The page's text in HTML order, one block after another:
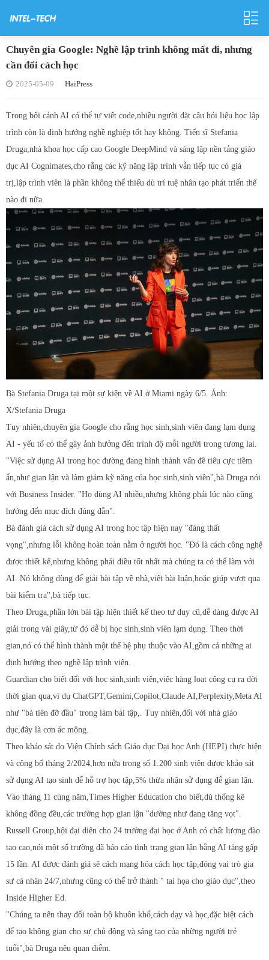
Chuyên gia Google: Nghề lập trình không mất đi, nhưng
cần đổi cách học
2025-05-09 HaiPress
Trong bối cảnh AI có thể tự viết code,nhiều người đặt câu hỏi liệu học lập
trình còn là định hướng nghề nghiệp tốt hay không. Tiến sĩ Stefania
Druga,nhà khoa học cấp cao Google DeepMind và sáng lập nền tảng giáo
dục AI Cognimates,cho rằng các kỹ năng lập trình vẫn tiếp tục có giá
trị,lập trình viên là phần không thể thiếu dù trí tuệ nhân tạo phát triển thế
nào đi nữa.
Bà Stefania Druga tại một sự kiện về AI ở Miami ngày 6/5. Ảnh:
X/Stefania Druga
Tuy nhiên,chuyên gia Google cho rằng học sinh,sinh viên đang lạm dụng
AI - yếu tố có thể gây ảnh hưởng đến trình độ mỗi người trong tương lai.
"Việc sử dụng AI trong học đường đang hình thành vấn đề tiêu cực tiềm
ẩn,như gian lận và làm giảm kỹ năng của học sinh,sinh viên",bà Druga nói
với Business Insider. "Họ dùng AI nhiều,nhưng không phải lúc nào cũng
hướng đến mục đích đúng đắn".
Bà đánh giá cách sử dụng AI trong học tập hiện nay "đáng thất
vọng",nhưng lỗi không hoàn toàn nằm ở người học. "Đó là cách công nghệ
được thiết kế,nhưng không phải điều tốt nhất mà chúng ta có thể làm với
AI. Nó không dùng để giải bài tập về nhà,viết bài luận,hoặc giúp vượt qua
bài kiểm tra",bà tiếp tục.
Theo Druga,phần lớn bài tập hiện thiết kế theo tư duy cũ,dễ dàng được AI
giải trong vài giây,từ đó dễ bị học sinh,sinh viên lạm dụng. Theo thời
gian,nó có thể hình thành một thế hệ phụ thuộc vào AI,gồm cả những ai
định hướng theo nghề lập trình viên.
Guardian cho biết đối với học sinh,sinh viên,việc hàng loạt công cụ ra đời
thời gian qua,ví dụ ChatGPT,Gemini,Copilot,Claude AI,Perplexity,Meta AI
như "bà tiên đỡ đầu" trong làm bài tập,. Tuy nhiên,đối với nhà giáo
dục,đây là cơn ác mộng.
Theo khảo sát do Viện Chính sách Giáo dục Đại học Anh (HEPI) thực hiện
và công bố tháng 2/2024,hơn nửa trong số 1.200 sinh viên được khảo sát
sử dụng AI tạo sinh để hỗ trợ học tập,5% thừa nhận sử dụng để gian lận.
Vào tháng 11 cùng năm,Times Higher Education cho biết,dù thống kê
không đồng đều,các trường hợp gian lận "dường như đang tăng vọt".
Russell Group,hội đại diện cho 24 trường đại học ở Anh có chất lượng đào
tạo cao,nói một số trường đã báo cáo tình trạng gian lận bằng AI tăng gấp
15 lần. AI được đánh giá sẽ cách mạng hóa cách học tập,đóng vai trò gia
sư cá nhân 24/7,nhưng cũng có thể trở thành " tai họa cho giáo dục",theo
Inside Higher Ed.
"Chúng ta nên thay đổi toàn bộ khuôn khổ,cách dạy và học,đặc biệt cách
để tạo không gian cho sự chủ động và sáng tạo của những người trẻ
tuổi",bà Druga nêu quan điểm.